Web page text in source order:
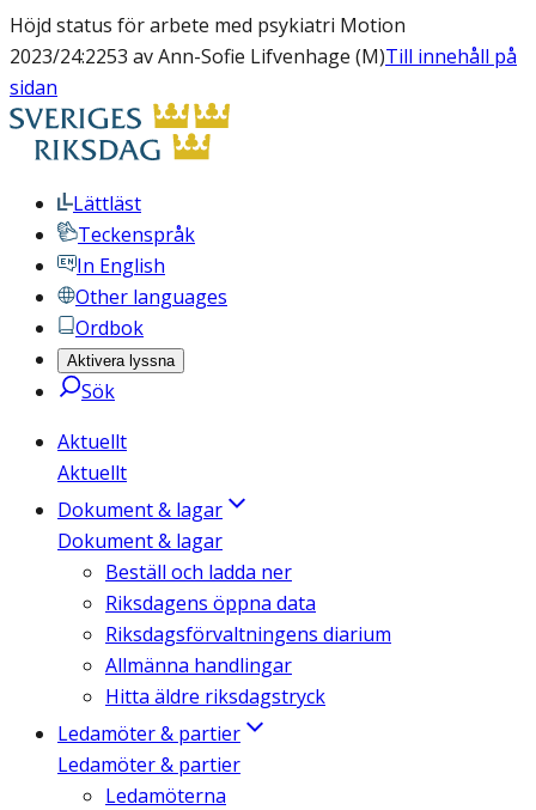
Höjd status för arbete med psykiatri Motion
2023/24:2253 av Ann-Sofie Lifvenhage (M)Till innehåll på
sidan
Lättläst
Teckenspråk
In English
Other languages
Ordbok
Aktivera lyssna
Sök
Aktuellt
Aktuellt
Dokument & lagar
Dokument & lagar
Beställ och ladda ner
Riksdagens öppna data
Riksdagsförvaltningens diarium
Allmänna handlingar
Hitta äldre riksdagstryck
Ledamöter & partier
Ledamöter & partier
Ledamöterna